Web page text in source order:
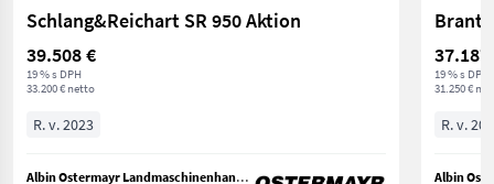
Schlang&Reichart SR 950 Aktion
39.508 €
19 % s DPH
33.200 € netto
R. v. 2023
Albin Ostermayr Landmaschinenhandel e.K.
19 % s DPH
31.250 €
R. v.